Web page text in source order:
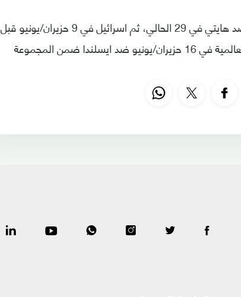
ويخوض المنتخب الارجنتيني مباراتين وديتين ضد هايتي في 29 الحالي، ثم اسرائيل في 9 حزيران/يونيو قبل
ان يخوض اول مباراة رسمية له في النهائيات العالمية في 16 حزيران/يونيو ضد ايسلندا ضمن المجموعة